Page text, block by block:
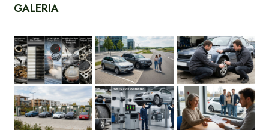
GALERIA